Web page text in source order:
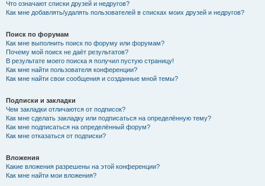
Что означают списки друзей и недругов?
Как мне добавлять/удалять пользователей в списках моих друзей и недругов?
Поиск по форумам
Как мне выполнить поиск по форуму или форумам?
Почему мой поиск не даёт результатов?
В результате моего поиска я получил пустую страницу!
Как мне найти пользователя конференции?
Как мне найти свои сообщения и созданные мной темы?
Подписки и закладки
Чем закладки отличаются от подписок?
Как мне сделать закладку или подписаться на определённую тему?
Как мне подписаться на определённый форум?
Как мне отказаться от подписки?
Вложения
Какие вложения разрешены на этой конференции?
Как мне найти мои вложения?